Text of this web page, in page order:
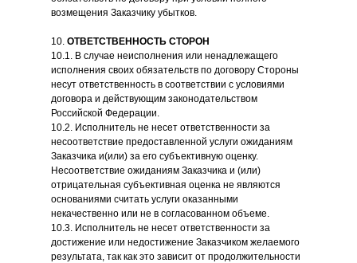
возмещения Заказчику убытков.
10. ОТВЕТСТВЕННОСТЬ СТОРОН
10.1. В случае неисполнения или ненадлежащего
исполнения своих обязательств по договору Стороны
несут ответственность в соответствии с условиями
договора и действующим законодательством
Российской Федерации.
10.2. Исполнитель не несет ответственности за
несоответствие предоставленной услуги ожиданиям
Заказчика и(или) за его субъективную оценку.
Несоответствие ожиданиям Заказчика и (или)
отрицательная субъективная оценка не являются
основаниями считать услуги оказанными
некачественно или не в согласованном объеме.
10.3. Исполнитель не несет ответственности за
достижение или недостижение Заказчиком желаемого
результата, так как это зависит от продолжительности